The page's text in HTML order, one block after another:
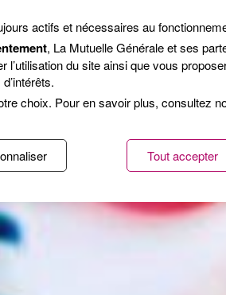
actifs et nécessaires au
, La Mutuelle Générale et ses
du site ainsi que vous
choix. Pour en savoir plus, consultez
Tout accepter